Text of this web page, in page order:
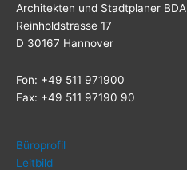
Archi­tek­ten und Stadt­pla­ner BDA
Rein­hold­stras­se 17
D 30167 Hannover
Fon: +49 511 971900
Fax: +49 511 97190 90
Büro­pro­fil
Leit­bild